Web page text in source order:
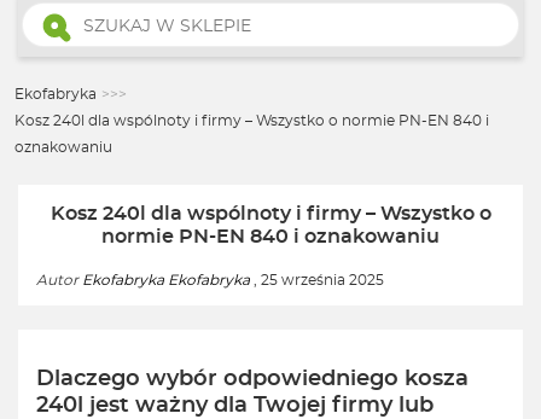
Wyszukiwarka
produktów
Ekofabryka >>>
Kosz 240l dla wspólnoty i firmy – Wszystko o normie PN-EN 840 i
oznakowaniu
Kosz 240l dla wspólnoty i firmy – Wszystko o
normie PN-EN 840 i oznakowaniu
Autor Ekofabryka Ekofabryka , 25 września 2025
Dlaczego wybór odpowiedniego kosza
240l jest ważny dla Twojej firmy lub